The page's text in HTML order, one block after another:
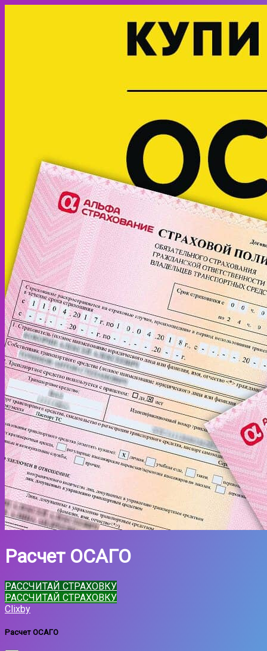
Расчет ОСАГО
РАССЧИТАЙ СТРАХОВКУ
РАССЧИТАЙ СТРАХОВКУ
Clixby
Расчет ОСАГО